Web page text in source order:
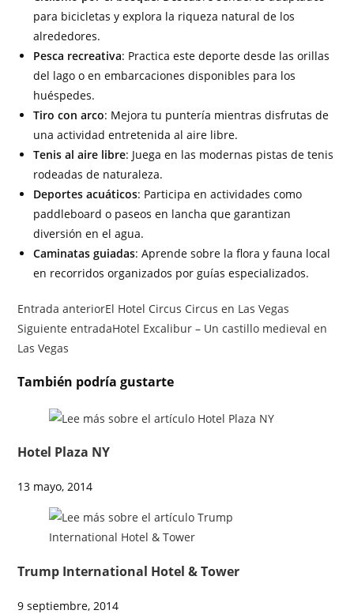
para bicicletas y explora la riqueza natural de los
alrededores.
Pesca recreativa: Practica este deporte desde las orillas
del lago o en embarcaciones disponibles para los
huéspedes.
Tiro con arco: Mejora tu puntería mientras disfrutas de
una actividad entretenida al aire libre.
Tenis al aire libre: Juega en las modernas pistas de tenis
rodeadas de naturaleza.
Deportes acuáticos: Participa en actividades como
paddleboard o paseos en lancha que garantizan
diversión en el agua.
Caminatas guiadas: Aprende sobre la flora y fauna local
en recorridos organizados por guías especializados.
Entrada anteriorEl Hotel Circus Circus en Las Vegas
Siguiente entradaHotel Excalibur – Un castillo medieval en
Las Vegas
También podría gustarte
Hotel Plaza NY
13 mayo, 2014
Trump International Hotel & Tower
9 septiembre, 2014